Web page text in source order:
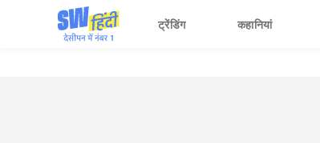
ट्रेंडिंग कहानियां